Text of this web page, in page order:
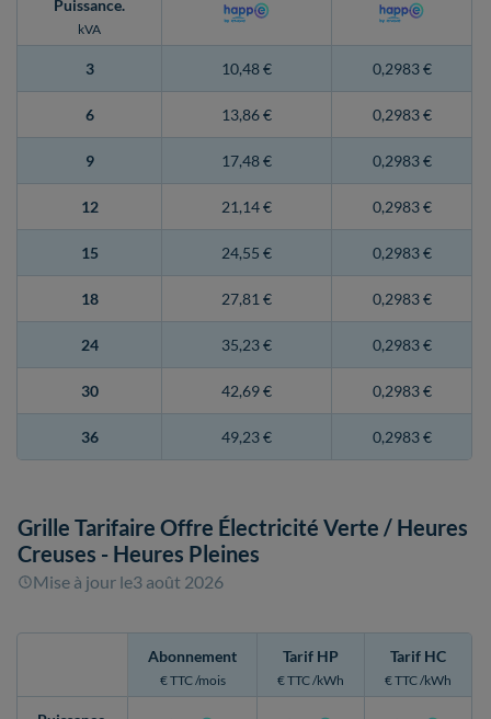
Puissance.
kVA
3 10,48 € 0,2983 €
6 13,86 € 0,2983 €
9 17,48 € 0,2983 €
12 21,14 € 0,2983 €
15 24,55 € 0,2983 €
18 27,81 € 0,2983 €
24 35,23 € 0,2983 €
30 42,69 € 0,2983 €
36 49,23 € 0,2983 €
Grille Tarifaire Offre Électricité Verte / Heures
Creuses - Heures Pleines
Mise à jour le3 août 2026
Abonnement
€ TTC /mois
Tarif HP
€ TTC /kWh
Tarif HC
€ TTC /kWh